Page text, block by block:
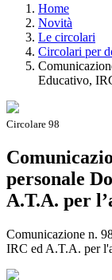
Home
Novità
Le circolari
Circolari per
Educativo,
Circolare 98
personale
A.T.A. per
Comunicazione n.
IRC ed A.T.A. per